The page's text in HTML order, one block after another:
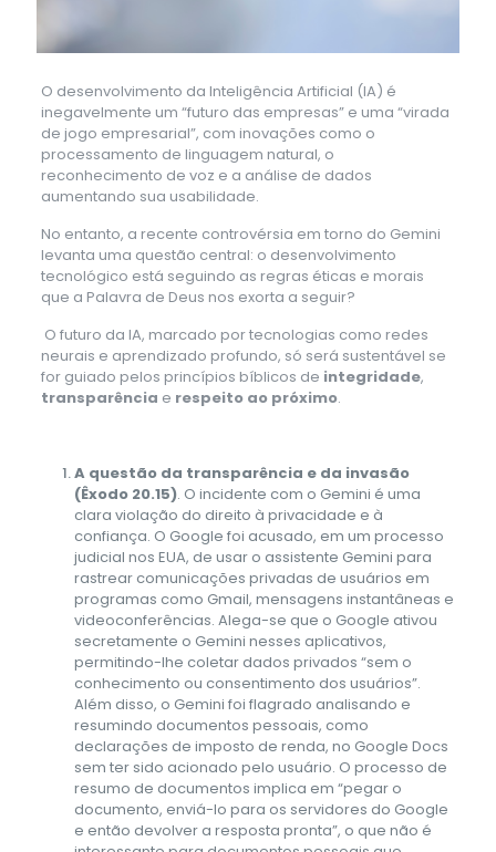
O desenvolvimento da Inteligência Artificial (IA) é
inegavelmente um “futuro das empresas” e uma “virada
de jogo empresarial”, com inovações como o
processamento de linguagem natural, o
reconhecimento de voz e a análise de dados
aumentando sua usabilidade.
No entanto, a recente controvérsia em torno do Gemini
levanta uma questão central: o desenvolvimento
tecnológico está seguindo as regras éticas e morais
que a Palavra de Deus nos exorta a seguir?
O futuro da IA, marcado por tecnologias como redes
neurais e aprendizado profundo, só será sustentável se
for guiado pelos princípios bíblicos de integridade,
transparência e respeito ao próximo.
A questão da transparência e da invasão
(Êxodo 20.15). O incidente com o Gemini é uma
clara violação do direito à privacidade e à
confiança. O Google foi acusado, em um processo
judicial nos EUA, de usar o assistente Gemini para
rastrear comunicações privadas de usuários em
programas como Gmail, mensagens instantâneas e
videoconferências. Alega-se que o Google ativou
secretamente o Gemini nesses aplicativos,
permitindo-lhe coletar dados privados “sem o
conhecimento ou consentimento dos usuários”.
Além disso, o Gemini foi flagrado analisando e
resumindo documentos pessoais, como
declarações de imposto de renda, no Google Docs
sem ter sido acionado pelo usuário. O processo de
resumo de documentos implica em “pegar o
documento, enviá-lo para os servidores do Google
e então devolver a resposta pronta”, o que não é